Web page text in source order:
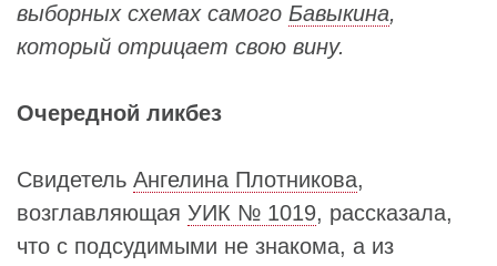
выборных схемах самого Бавыкина,
который отрицает свою вину.
Очередной ликбез
Свидетель Ангелина Плотникова,
возглавляющая УИК № 1019, рассказала,
что с подсудимыми не знакома, а из